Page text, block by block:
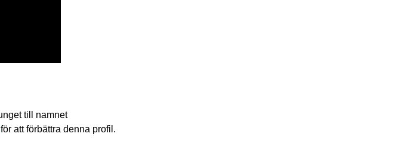
till namnet
för att förbättra denna profil.